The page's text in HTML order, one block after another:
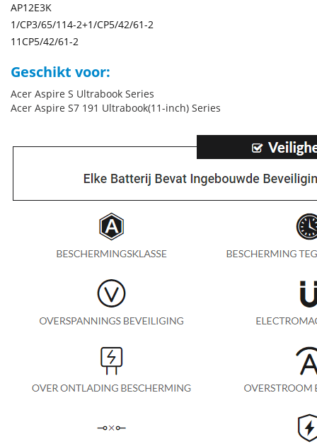
AP12E3K
1/CP3/65/114-2+1/CP5/42/61-2
11CP5/42/61-2
Geschikt voor:
Acer Aspire S Ultrabook Series
Acer Aspire S7 191 Ultrabook(11-inch) Series